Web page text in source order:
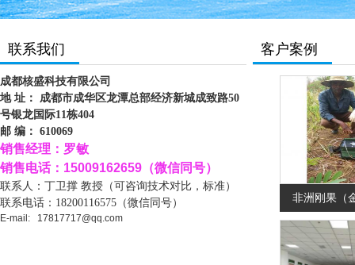
联系我们
成都核盛科技有限公司
地 址： 成都市成华区龙潭总部经济新城成致路50
号银龙国际11栋404
邮 编： 610069
销售经理：罗敏
销售电话：15009162659（微信同号）
联系人： 丁卫撑 教授（可咨询技术对比，标准）
联系电话： 18200116575（微信同号）
E-mail: 17817717@qq.com
客户案例
非洲刚果（